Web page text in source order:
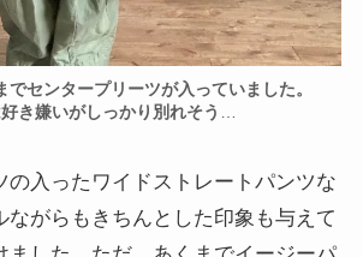
でセンタープリーツが入っていました。
き嫌いがしっかり別れそう …
の入ったワイドストレートパンツな
ながらもきちんとした印象も与えて